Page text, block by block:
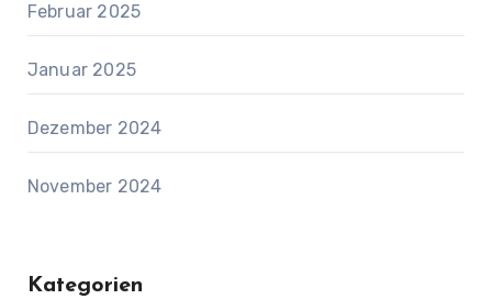
Februar 2025
Januar 2025
Dezember 2024
November 2024
Kategorien